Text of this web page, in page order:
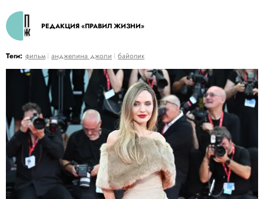
РЕДАКЦИЯ «ПРАВИЛ ЖИЗНИ»
Теги: фильм анджелина джоли байопик